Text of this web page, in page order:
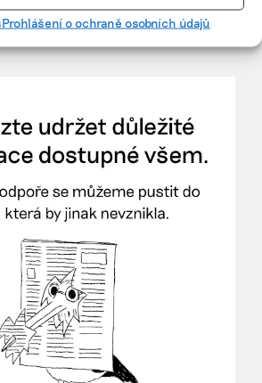
Prohlášení o ochraně osobních údajů